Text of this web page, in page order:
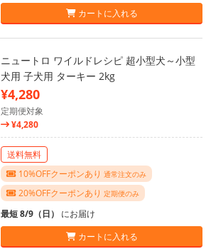
カートに入れる
ニュートロ ワイルドレシピ 超小型犬～小型
犬用 子犬用 ターキー 2kg
¥4,280
定期便対象
¥4,280
送料無料
10%OFFクーポンあり 通常注文のみ
20%OFFクーポンあり 定期便のみ
最短 8/9（日） にお届け
カートに入れる